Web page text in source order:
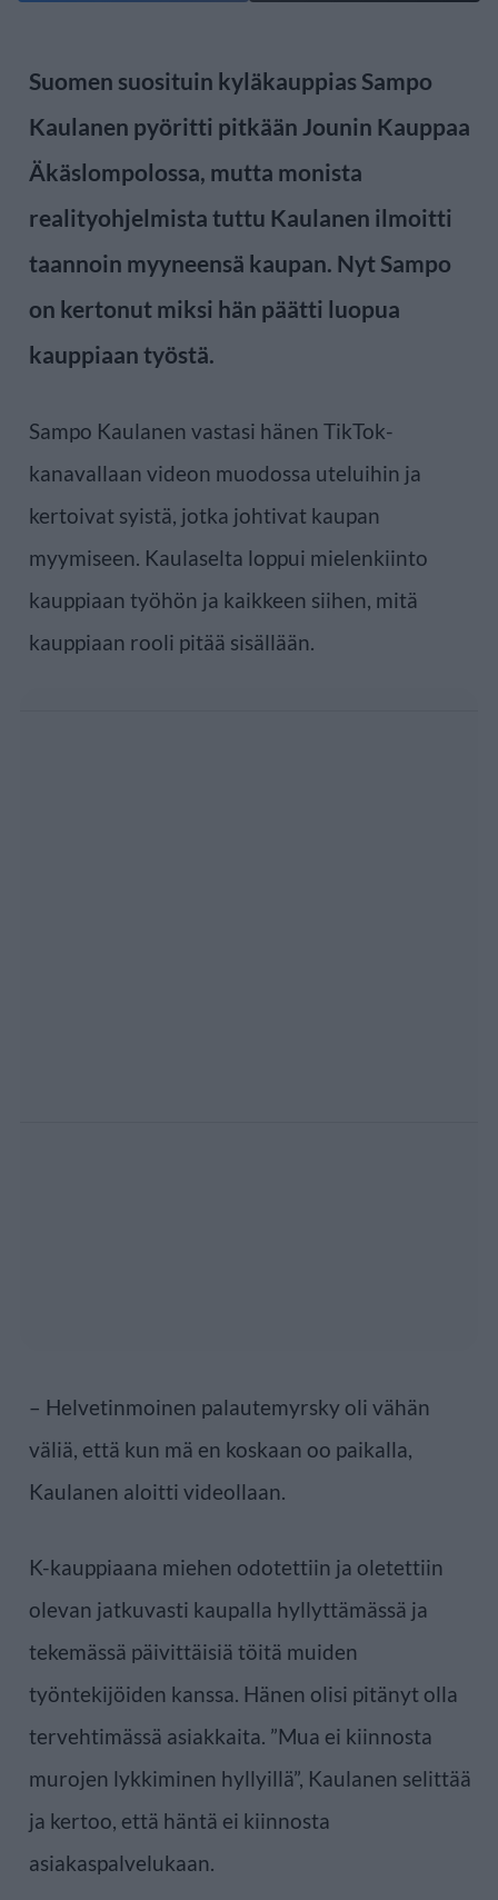
Suomen suosituin kyläkauppias Sampo
Kaulanen pyöritti pitkään Jounin Kauppaa
Äkäslompolossa, mutta monista
realityohjelmista tuttu Kaulanen ilmoitti
taannoin myyneensä kaupan. Nyt Sampo
on kertonut miksi hän päätti luopua
kauppiaan työstä.
Sampo Kaulanen vastasi hänen TikTok-
kanavallaan videon muodossa uteluihin ja
kertoivat syistä, jotka johtivat kaupan
myymiseen. Kaulaselta loppui mielenkiinto
kauppiaan työhön ja kaikkeen siihen, mitä
kauppiaan rooli pitää sisällään.
– Helvetinmoinen palautemyrsky oli vähän
väliä, että kun mä en koskaan oo paikalla,
Kaulanen aloitti videollaan.
K-kauppiaana miehen odotettiin ja oletettiin
olevan jatkuvasti kaupalla hyllyttämässä ja
tekemässä päivittäisiä töitä muiden
työntekijöiden kanssa. Hänen olisi pitänyt olla
tervehtimässä asiakkaita. ”Mua ei kiinnosta
murojen lykkiminen hyllyillä”, Kaulanen selittää
ja kertoo, että häntä ei kiinnosta
asiakaspalvelukaan.